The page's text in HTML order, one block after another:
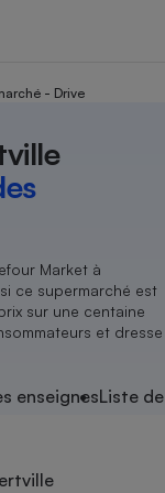
- Drive
Market à
ce supermarché est
sur une centaine
et dresse
enseignesListe
Vente - Location
- Grande
- Fidélisation
de défense
judiciaire
- Travaux
- Tourisme
électrique
administrative
marchand
aérien